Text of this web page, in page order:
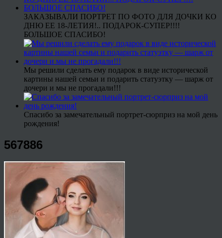
ЗАКАЗЫВАЛИ ПОРТРЕТ ПО ФОТО ДЛЯ ДОЧКИ КО
ДНЮ ЕЕ 18-ЛЕТИЯ!.. ПОДАРОК-СУПЕР!!!!
БОЛЬШОЕ СПАСИБО!
Мы решили сделать ему подарок в виде исторической
картины нашей семьи и подарить статуэтку — шарж от
дочери и мы не прогадали!!!
Спасибо за замечательный портрет-сюрприз на мой день
рождения!
567886